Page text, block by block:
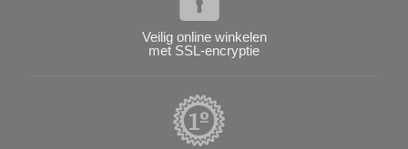
Veilig online winkelen
met SSL-encryptie